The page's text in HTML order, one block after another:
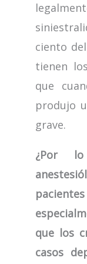
ciento
tienen
que
produjo
grave.
¿Por
que los
casos